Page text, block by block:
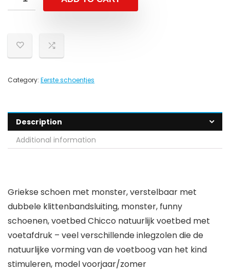
Category: Eerste schoentjes
Description
Additional information
Griekse schoen met monster, verstelbaar met
dubbele klittenbandsluiting, monster, funny
schoenen, voetbed Chicco natuurlijk voetbed met
voetafdruk – veel verschillende inlegzolen die de
natuurlijke vorming van de voetboog van het kind
stimuleren, model voorjaar/zomer